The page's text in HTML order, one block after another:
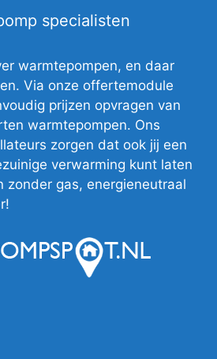
specialisten
warmtepompen, en daar
Via onze offertemodule
prijzen opvragen van
warmtepompen. Ons
zorgen dat ook jij een
verwarming kunt laten
zonder gas, energieneutraal